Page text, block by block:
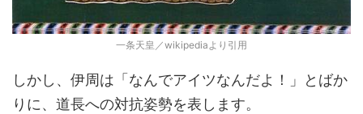
一条天皇／wikipediaより引用
しかし、伊周は「なんでアイツなんだよ！」とばか
りに、道長への対抗姿勢を表します。